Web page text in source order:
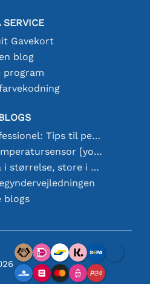
SERVICE
Gavekort
blog
program
Lodning som en professionel: Tips til perfekte elektroniske forbindelser
Valg af den rigtige temperatursensor [youtube]
18650 Batterier: Små i størrelse, store i ydeevne
blogs